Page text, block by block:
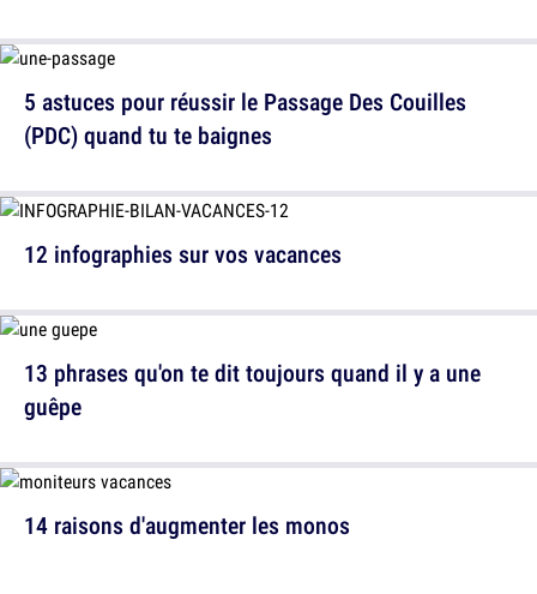
5 astuces pour réussir le Passage Des Couilles
(PDC) quand tu te baignes
13 phrases qu'on te dit toujours quand il y a une
guêpe
12 infographies sur vos vacances
14 raisons d'augmenter les monos